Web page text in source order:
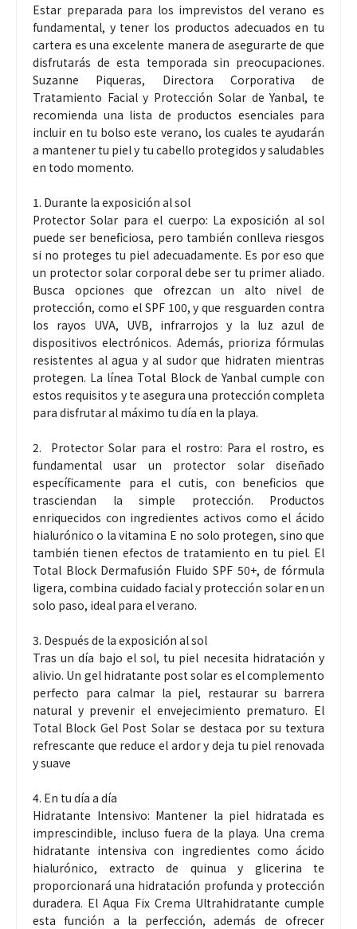
Estar preparada para los imprevistos del verano es
fundamental, y tener los productos adecuados en tu
cartera es una excelente manera de asegurarte de que
disfrutarás de esta temporada sin preocupaciones.
Suzanne Piqueras, Directora Corporativa de
Tratamiento Facial y Protección Solar de Yanbal, te
recomienda una lista de productos esenciales para
incluir en tu bolso este verano, los cuales te ayudarán
a mantener tu piel y tu cabello protegidos y saludables
en todo momento.
1. Durante la exposición al sol
Protector Solar para el cuerpo: La exposición al sol
puede ser beneficiosa, pero también conlleva riesgos
si no proteges tu piel adecuadamente. Es por eso que
un protector solar corporal debe ser tu primer aliado.
Busca opciones que ofrezcan un alto nivel de
protección, como el SPF 100, y que resguarden contra
los rayos UVA, UVB, infrarrojos y la luz azul de
dispositivos electrónicos. Además, prioriza fórmulas
resistentes al agua y al sudor que hidraten mientras
protegen. La línea Total Block de Yanbal cumple con
estos requisitos y te asegura una protección completa
para disfrutar al máximo tu día en la playa.
2. Protector Solar para el rostro: Para el rostro, es
fundamental usar un protector solar diseñado
específicamente para el cutis, con beneficios que
trasciendan la simple protección. Productos
enriquecidos con ingredientes activos como el ácido
hialurónico o la vitamina E no solo protegen, sino que
también tienen efectos de tratamiento en tu piel. El
Total Block Dermafusión Fluido SPF 50+, de fórmula
ligera, combina cuidado facial y protección solar en un
solo paso, ideal para el verano.
3. Después de la exposición al sol
Tras un día bajo el sol, tu piel necesita hidratación y
alivio. Un gel hidratante post solar es el complemento
perfecto para calmar la piel, restaurar su barrera
natural y prevenir el envejecimiento prematuro. El
Total Block Gel Post Solar se destaca por su textura
refrescante que reduce el ardor y deja tu piel renovada
y suave
4. En tu día a día
Hidratante Intensivo: Mantener la piel hidratada es
imprescindible, incluso fuera de la playa. Una crema
hidratante intensiva con ingredientes como ácido
hialurónico, extracto de quinua y glicerina te
proporcionará una hidratación profunda y protección
duradera. El Aqua Fix Crema Ultrahidratante cumple
esta función a la perfección, además de ofrecer